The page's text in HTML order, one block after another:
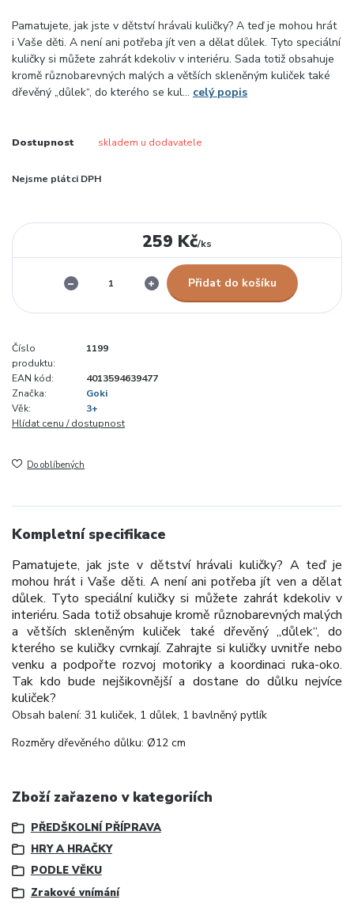
Pamatujete, jak jste v dětství hrávali kuličky? A teď je mohou hrát
i Vaše děti. A není ani potřeba jít ven a dělat důlek. Tyto speciální
kuličky si můžete zahrát kdekoliv v interiéru. Sada totiž obsahuje
kromě různobarevných malých a větších skleněným kuliček také
dřevěný „důlek“, do kterého se kul... celý popis
Dostupnost skladem u dodavatele
Nejsme plátci DPH
259 Kč/ks
Přidat do košíku
Číslo
produktu:
1199
EAN kód:
4013594639477
Značka:
Goki
Věk:
3+
Hlídat cenu / dostupnost
Do oblíbených
Kompletní specifikace
Pamatujete, jak jste v dětství hrávali kuličky? A teď je
mohou hrát i Vaše děti. A není ani potřeba jít ven a dělat
důlek. Tyto speciální kuličky si můžete zahrát kdekoliv v
interiéru. Sada totiž obsahuje kromě různobarevných malých
a větších skleněným kuliček také dřevěný „důlek“, do
kterého se kuličky cvrnkají. Zahrajte si kuličky uvnitře nebo
venku apodpořte rozvoj motoriky a koordinaci ruka-oko.
Tak kdo bude nejšikovnější a dostane do důlku nejvíce
kuliček?
Obsah balení: 31 kuliček, 1 důlek, 1 bavlněný pytlík
Rozměry dřevěného důlku: Ø12 cm
Zboží zařazeno v kategoriích
PŘEDŠKOLNÍ PŘÍPRAVA
HRY A HRAČKY
PODLE VĚKU
Zrakové vnímání